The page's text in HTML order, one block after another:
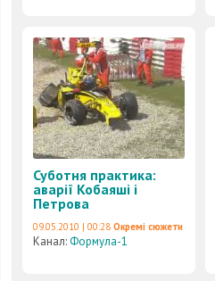
Суботня практика:
аварії Кобаяші і
Петрова
09.05.2010 | 00:28 Окремі сюжети
Канал:Формула-1